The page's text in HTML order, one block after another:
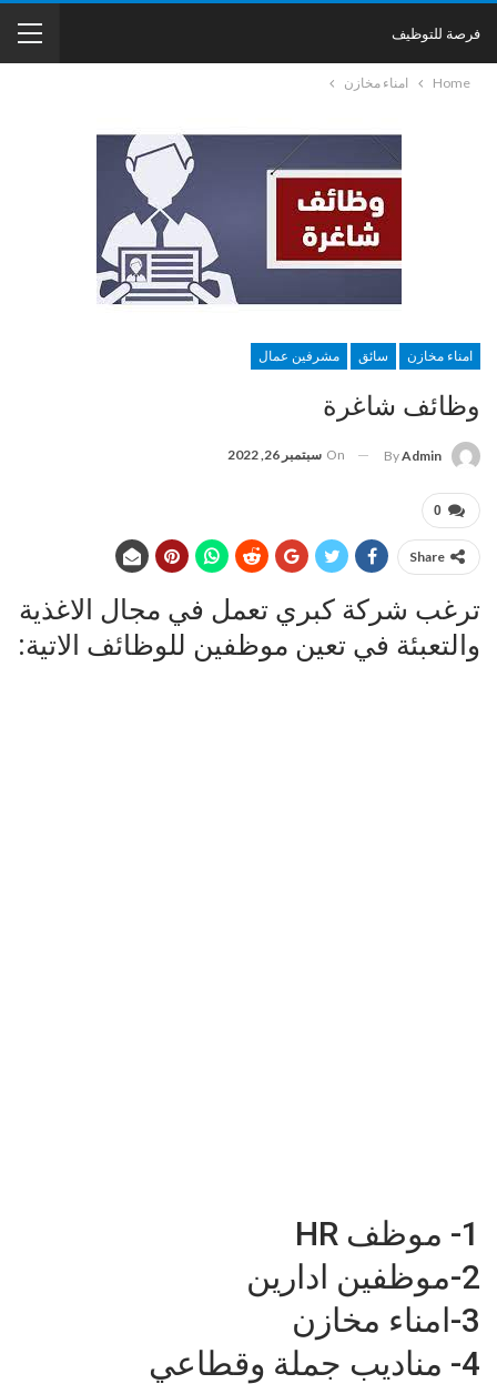
فرصة للتوظيف
Home امناء مخازن
امناء مخازن سائق مشرفين عمال
وظائف شاغرة
ByAdmin
On سبتمبر 26, 2022
0
Share
ترغب شركة كبري تعمل في مجال الاغذية
والتعبئة في تعين موظفين للوظائف الاتية:
1- موظف HR
2-موظفين ادارين
3-امناء مخازن
4- مناديب جملة وقطاعي